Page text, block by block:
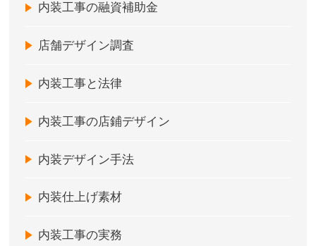
内装工事の融資補助金
店舗デザイン調査
内装工事と法律
内装工事の店鋪デザイン
内装デザイン手法
内装仕上げ素材
内装工事の実務